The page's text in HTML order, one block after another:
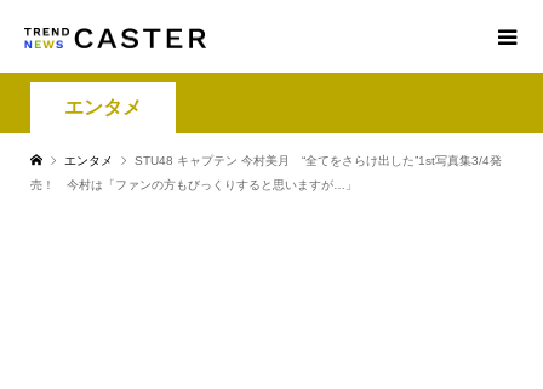
エンタメ
エンタメ
STU48 キャプテン 今村美月 “全てをさらけ出した”1st写真集3/4発
売！ 今村は「ファンの方もびっくりすると思いますが…」